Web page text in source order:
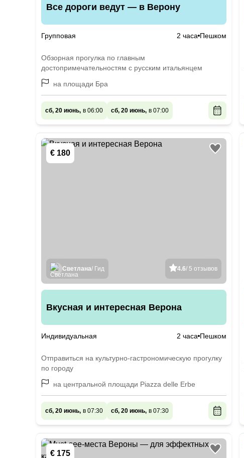
Все дороги ведут — в Верону
Групповая 2 часа Пешком
Обзорная прогулка по главным
достопримечательностям с русским итальянцем
на площади Бра
сб, 20 июнь, в 06:00 сб, 20 июнь, в 07:00
€ 180
4.6/ 5 отзывов
Светлана/ Гид
Вкусная и интересная Верона
Индивидуальная 2 часа Пешком
Отправиться на культурно-гастрономическую прогулку
по городу
на центральной площади Piazza delle Erbe
сб, 20 июнь, в 07:30 сб, 20 июнь, в 07:30
€ 175